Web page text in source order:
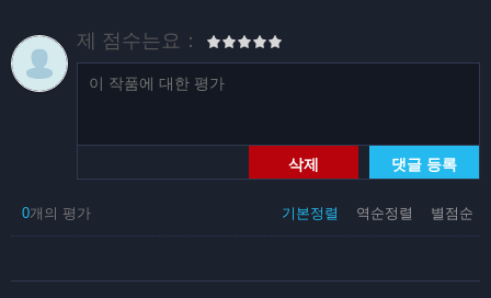
제 점수는요：
삭제 댓글 등록
기본정렬 역순정렬 별점순
0개의 평가